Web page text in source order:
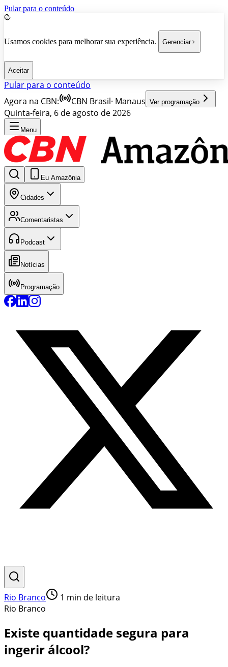
Pular para o conteúdo
Usamos cookies para melhorar sua experiência. Gerenciar
Aceitar
Pular para o conteúdo
Agora na CBN:
CBN Brasil· Manaus Ver programação
Quinta-feira, 6 de agosto de 2026
Menu
Eu Amazônia
Cidades
Comentaristas
Podcast
Notícias
Programação
Rio Branco 1 min de leitura
Rio Branco
Existe quantidade segura para
ingerir álcool?